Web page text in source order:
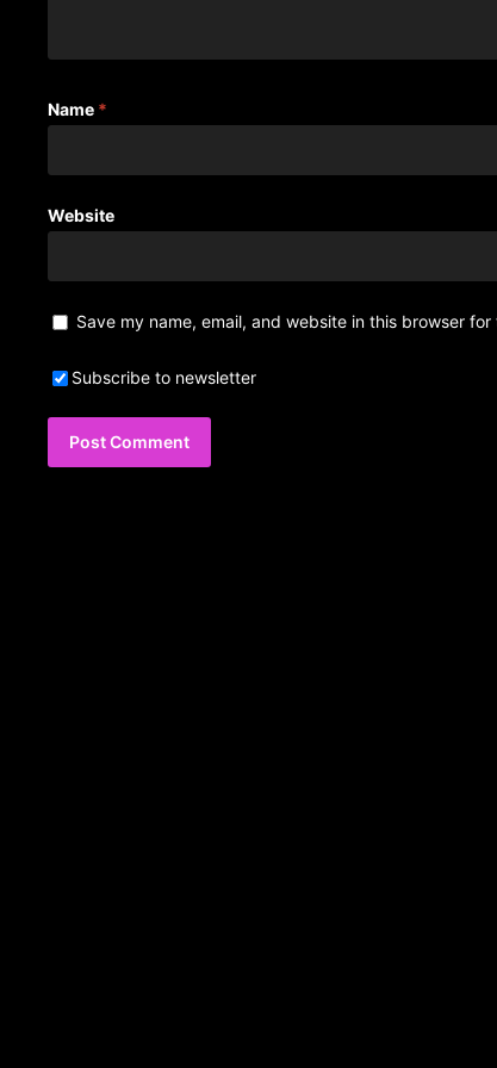
Name *
Website
Save my name, email, and website in this browser
Subscribe to newsletter